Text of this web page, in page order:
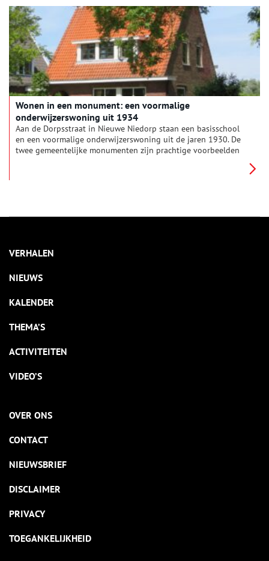
stimuleren.
Wonen in een monument: een voormalige
onderwijzerswoning uit 1934
Aan de Dorpsstraat in Nieuwe Niedorp staan een basisschool
en een voormalige onderwijzerswoning uit de jaren 1930. De
twee gemeentelijke monumenten zijn prachtige voorbeelden
VERHALEN
NIEUWS
KALENDER
THEMA’S
ACTIVITEITEN
VIDEO’S
OVER ONS
CONTACT
NIEUWSBRIEF
DISCLAIMER
PRIVACY
TOEGANKELIJKHEID